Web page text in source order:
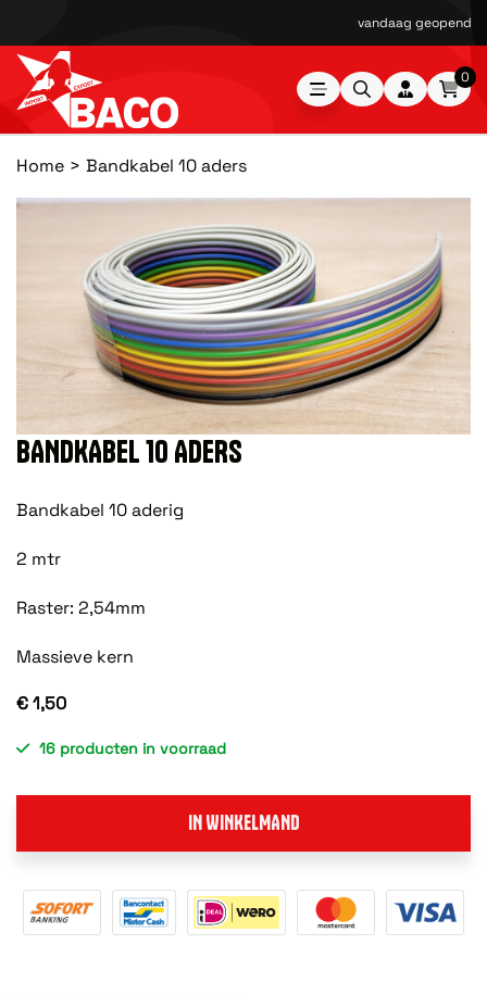
vandaag geopend
0
Home Bandkabel 10 aders
BANDKABEL 10 ADERS
Bandkabel 10 aderig
2 mtr
Raster: 2,54mm
Massieve kern
€ 1,50
16 producten in voorraad
IN WINKELMAND